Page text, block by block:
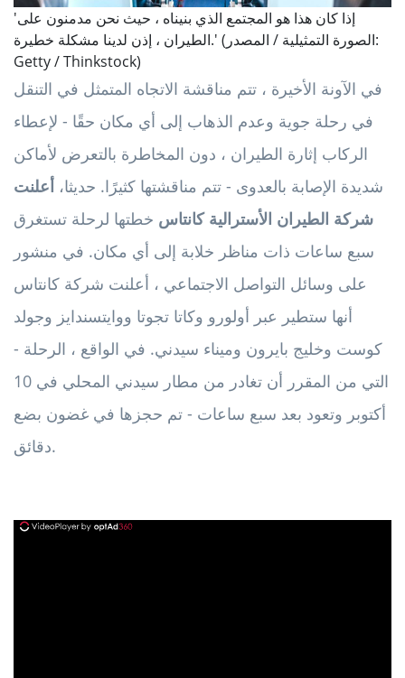
'إذا كان هذا هو المجتمع الذي بنيناه ، حيث نحن مدمنون على
الطيران ، إذن لدينا مشكلة خطيرة.' (الصورة التمثيلية / المصدر:
Getty / Thinkstock)
في الآونة الأخيرة ، تتم مناقشة الاتجاه المتمثل في التنقل
في رحلة جوية وعدم الذهاب إلى أي مكان حقًا - لإعطاء
الركاب إثارة الطيران ، دون المخاطرة بالتعرض لأماكن
شديدة الإصابة بالعدوى - تتم مناقشتها كثيرًا. حديثا، أعلنت
شركة الطيران الأسترالية كانتاس خطتها لرحلة تستغرق
سبع ساعات ذات مناظر خلابة إلى أي مكان. في منشور
على وسائل التواصل الاجتماعي ، أعلنت شركة كانتاس
أنها ستطير عبر أولورو وكاتا تجوتا ووايتسندايز وجولد
كوست وخليج بايرون وميناء سيدني. في الواقع ، الرحلة -
التي من المقرر أن تغادر من مطار سيدني المحلي في 10
أكتوبر وتعود بعد سبع ساعات - تم حجزها في غضون بضع
دقائق.